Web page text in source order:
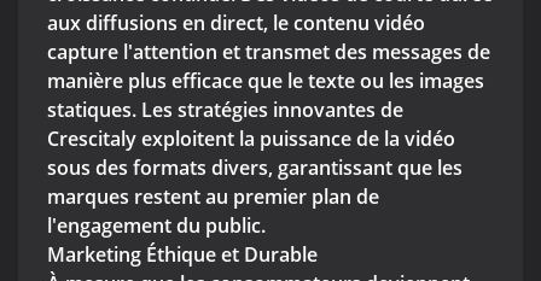
aux diffusions en direct, le contenu vidéo
capture l'attention et transmet des messages de
manière plus efficace que le texte ou les images
statiques. Les stratégies innovantes de
Crescitaly exploitent la puissance de la vidéo
sous des formats divers, garantissant que les
marques restent au premier plan de
l'engagement du public.
Marketing Éthique et Durable